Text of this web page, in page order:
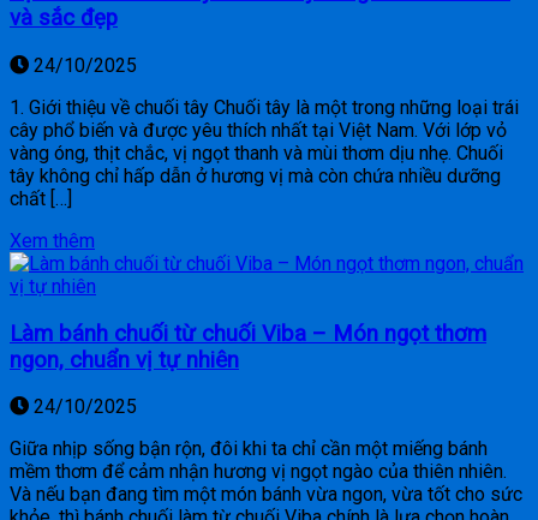
và sắc đẹp
24/10/2025
1. Giới thiệu về chuối tây Chuối tây là một trong những loại trái
cây phổ biến và được yêu thích nhất tại Việt Nam. Với lớp vỏ
vàng óng, thịt chắc, vị ngọt thanh và mùi thơm dịu nhẹ. Chuối
tây không chỉ hấp dẫn ở hương vị mà còn chứa nhiều dưỡng
chất […]
Xem thêm
Làm bánh chuối từ chuối Viba – Món ngọt thơm
ngon, chuẩn vị tự nhiên
24/10/2025
Giữa nhịp sống bận rộn, đôi khi ta chỉ cần một miếng bánh
mềm thơm để cảm nhận hương vị ngọt ngào của thiên nhiên.
Và nếu bạn đang tìm một món bánh vừa ngon, vừa tốt cho sức